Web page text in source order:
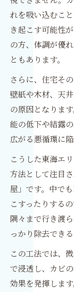
れを吸い込むこ
き起こす可能性
の方、体調が優
ともあります。
さらに、住宅そ
壁紙や木材、天
の原因となりま
能の低下や結露
広がる悪循環に
こうした東海エ
方法として注目
屋」です。中で
こすったりする
隅々まで行き渡
っかり除去でき
この工法では、
で浸透し、カビ
効果を発揮しま